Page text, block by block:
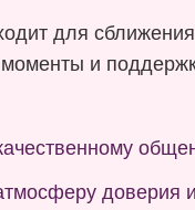
для
и
доверия